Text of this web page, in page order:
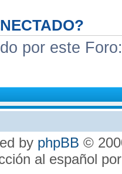
por este
by phpBB ©
al español